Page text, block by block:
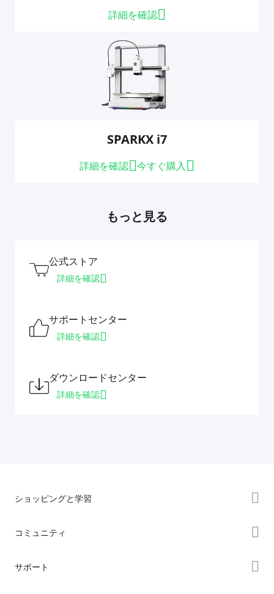
詳細を確認
SPARKX i7
詳細を確認 今すぐ購入
もっと見る
公式ストア
詳細を確認
サポートセンター
詳細を確認
ダウンロードセンター
詳細を確認
ショッピングと学習
K2シリーズ
コミュニティ
サポート